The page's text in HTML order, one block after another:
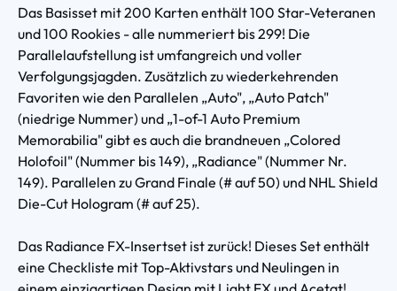
Das Basisset mit 200 Karten enthält 100 Star-Veteranen
und 100 Rookies - alle nummeriert bis 299! Die
Parallelaufstellung ist umfangreich und voller
Verfolgungsjagden. Zusätzlich zu wiederkehrenden
Favoriten wie den Parallelen „Auto", „Auto Patch"
(niedrige Nummer) und „1-of-1 Auto Premium
Memorabilia" gibt es auch die brandneuen „Colored
Holofoil" (Nummer bis 149), „Radiance" (Nummer Nr.
149). Parallelen zu Grand Finale (# auf 50) und NHL Shield
Die-Cut Hologram (# auf 25).
Das Radiance FX-Insertset ist zurück! Dieses Set enthält
eine Checkliste mit Top-Aktivstars und Neulingen in